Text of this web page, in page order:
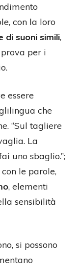
con la loro
di suoni simili,
per i
essere
che
“Sul tagliere
La
uno sbaglio.”;
le parole,
, elementi
sensibilità
si possono